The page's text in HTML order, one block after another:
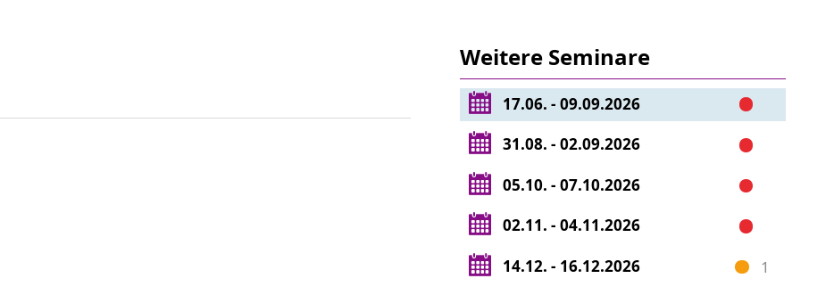
Weitere Seminare
17.06. - 09.09.2026
31.08. - 02.09.2026
05.10. - 07.10.2026
02.11. - 04.11.2026
14.12. - 16.12.2026
1